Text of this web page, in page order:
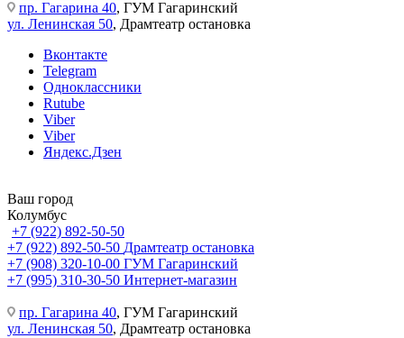
пр. Гагарина 40, ГУМ Гагаринский
ул. Ленинская 50, Драмтеатр остановка
Вконтакте
Telegram
Одноклассники
Rutube
Viber
Viber
Яндекс.Дзен
Ваш город
Колумбус
+7 (922) 892-50-50
+7 (922) 892-50-50 Драмтеатр остановка
+7 (908) 320-10-00 ГУМ Гагаринский
+7 (995) 310-30-50 Интернет-магазин
пр. Гагарина 40, ГУМ Гагаринский
ул. Ленинская 50, Драмтеатр остановка